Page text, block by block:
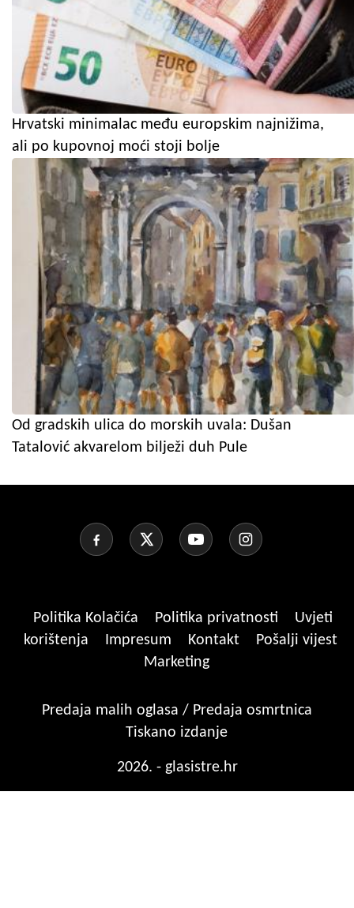
Hrvatski minimalac među europskim najnižima,
ali po kupovnoj moći stoji bolje
Od gradskih ulica do morskih uvala: Dušan
Tatalović akvarelom bilježi duh Pule
Politika Kolačića Politika privatnosti
Uvjeti
korištenja
Impresum Kontakt
Pošalji vijest
Marketing
Predaja malih oglasa / Predaja osmrtnica
Tiskano izdanje
2026. - glasistre.hr